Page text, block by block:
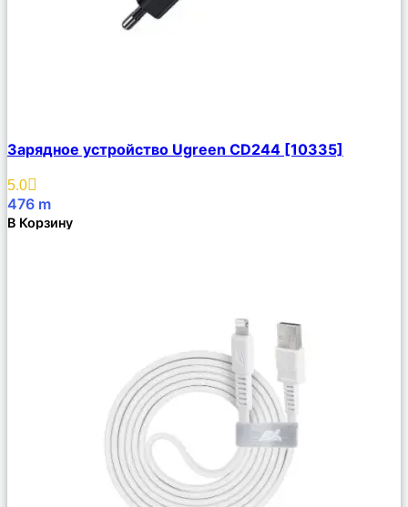
Описание
Избранное
Зарядное устройство Ugreen CD244 [10335]
5.0
476 m
В Корзину